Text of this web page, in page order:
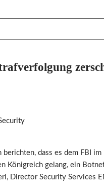
dass es dem FBI
Königreich gelang, ein
Director Security Services